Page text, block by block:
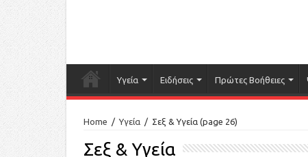
Υγεία Ειδήσεις Πρώτες Βοήθειες
Home / Υγεία / Σεξ & Υγεία (page 26)
Σεξ & Υγεία